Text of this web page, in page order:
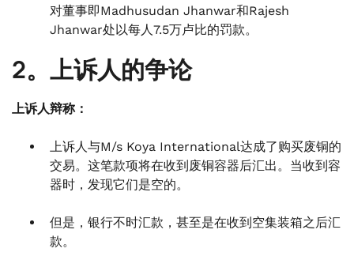
对董事即Madhusudan Jhanwar和Rajesh
Jhanwar处以每人7.5万卢比的罚款。
2。上诉人的争论
上诉人辩称：
上诉人与M/s Koya International达成了购买废铜的
交易。这笔款项将在收到废铜容器后汇出。当收到容
器时，发现它们是空的。
但是，银行不时汇款，甚至是在收到空集装箱之后汇
款。